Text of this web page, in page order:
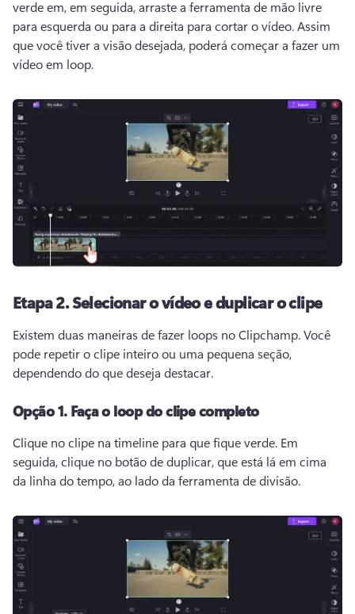
verde em, em seguida, arraste a ferramenta de mão livre
para esquerda ou para a direita para cortar o vídeo. Assim
que você tiver a visão desejada, poderá começar a fazer um
vídeo em loop.
Etapa 2.Selecionar o vídeo e duplicar o clipe
Existem duas maneiras de fazer loops no Clipchamp. Você
pode repetir o clipe inteiro ou uma pequena seção,
dependendo do que deseja destacar.
Opção 1. Faça o loop do clipe completo
Clique no clipe na timeline para que fique verde. Em
seguida, clique no botão de duplicar, que está lá em cima
da linha do tempo, ao lado da ferramenta de divisão.